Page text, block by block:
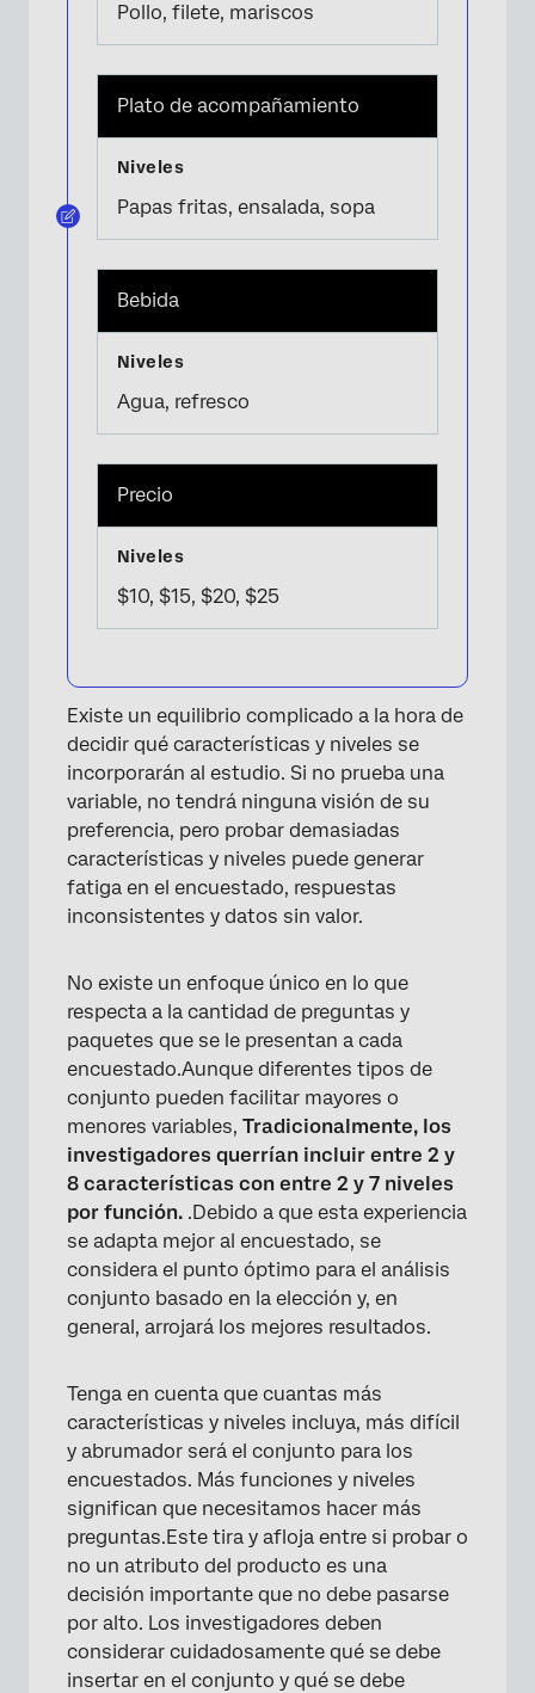
Pollo, filete, mariscos
Plato de acompañamiento
Papas fritas, ensalada, sopa
Bebida
Agua, refresco
Precio
$10, $15, $20, $25
Existe un equilibrio complicado a la hora de
decidir qué características y niveles se
incorporarán al estudio. Si no prueba una
variable, no tendrá ninguna visión de su
preferencia, pero probar demasiadas
características y niveles puede generar
fatiga en el encuestado, respuestas
inconsistentes y datos sin valor.
No existe un enfoque único en lo que
respecta a la cantidad de preguntas y
paquetes que se le presentan a cada
encuestado.Aunque diferentes tipos de
conjunto pueden facilitar mayores o
menores variables, Tradicionalmente, los
investigadores querrían incluir entre 2 y
8 características con entre 2 y 7 niveles
por función. .Debido a que esta experiencia
se adapta mejor al encuestado, se
considera el punto óptimo para el análisis
conjunto basado en la elección y, en
general, arrojará los mejores resultados.
Tenga en cuenta que cuantas más
características y niveles incluya, más difícil
y abrumador será el conjunto para los
encuestados. Más funciones y niveles
significan que necesitamos hacer más
preguntas.Este tira y afloja entre si probar o
no un atributo del producto es una
decisión importante que no debe pasarse
por alto. Los investigadores deben
considerar cuidadosamente qué se debe
insertar en el conjunto y qué se debe